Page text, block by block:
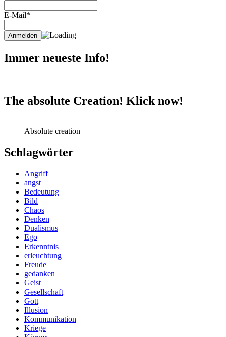
E-Mail*
Immer neueste Info!
The absolute Creation! Klick now!
Absolute creation
Schlagwörter
Angriff
angst
Bedeutung
Bild
Chaos
Denken
Dualismus
Ego
Erkenntnis
erleuchtung
Freude
gedanken
Geist
Gesellschaft
Gott
Illusion
Kommunikation
Kriege